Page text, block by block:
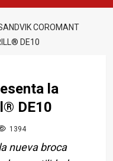
COROMANT
DE10
la
DE10
1394
nueva broca